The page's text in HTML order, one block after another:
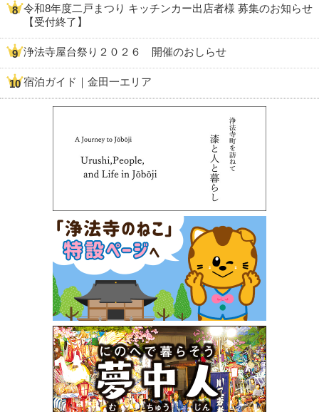
令和8年度二戸まつり キッチンカー出店者様 募集のお知らせ
【受付終了】
浄法寺屋台祭り２０２６ 開催のおしらせ
宿泊ガイド｜金田一エリア